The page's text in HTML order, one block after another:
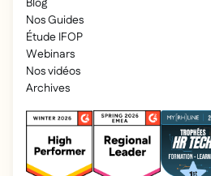
Blog
Nos Guides
Étude IFOP
Webinars
Nos vidéos
Archives